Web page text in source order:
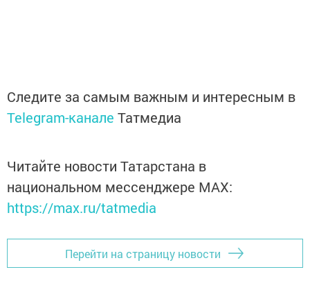
Следите за самым важным и интересным в
Telegram-канале Татмедиа
Читайте новости Татарстана в
национальном мессенджере MАХ:
https://max.ru/tatmedia
Перейти на страницу новости